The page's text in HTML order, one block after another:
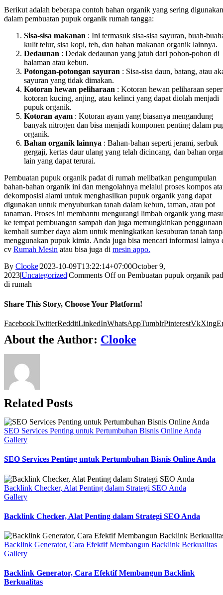
Berikut adalah beberapa contoh bahan organik yang sering digunakan
dalam pembuatan pupuk organik rumah tangga:
Sisa-sisa makanan : Ini termasuk sisa-sisa sayuran, buah-
kulit telur, sisa kopi, teh, dan bahan makanan organik lainnya.
Dedaunan : Dedak dedaunan yang jatuh dari pohon-pohon di
halaman atau kebun.
Potongan-potongan sayuran : Sisa-sisa daun, batang, atau
sayuran yang tidak dimakan.
Kotoran hewan peliharaan : Kotoran hewan peliharaan
kotoran kucing, anjing, atau kelinci yang dapat diolah menjadi
pupuk organik.
Kotoran ayam : Kotoran ayam yang biasanya mengandung
banyak nitrogen dan bisa menjadi komponen penting dalam
organik.
Bahan organik lainnya : Bahan-bahan seperti jerami, serbuk
gergaji, kertas daur ulang yang telah dicincang, dan bahan
lain yang dapat terurai.
Pembuatan pupuk organik padat di rumah melibatkan pengumpulan
bahan-bahan organik ini dan mengolahnya melalui proses kompos
dekomposisi alami untuk menghasilkan pupuk organik yang dapat
digunakan untuk menyuburkan tanah dalam kebun, taman, atau pot
tanaman. Proses ini membantu mengurangi limbah organik yang
ke tempat pembuangan sampah dan juga memungkinkan penggunaan
kembali sumber daya alam untuk meningkatkan kesuburan tanah
menggunakan pupuk kimia. Anda juga bisa mencari informasi lainya
cv Rumah Mesin atau bisa juga di mesin appo.
By Clooke|2023-10-09T13:22:14+07:00October 9,
2023|Uncategorized|Comments Offon Pembuatan pupuk organik
di rumah
Share This Story, Choose Your Platform!
FacebookTwitterRedditLinkedInWhatsAppTumblrPinterestVkXing
About the Author: Clooke
Related Posts
SEO Services Penting untuk Pertumbuhan Bisnis Online Anda
Gallery
SEO Services Penting untuk Pertumbuhan Bisnis Online Anda
Backlink Checker, Alat Penting dalam Strategi SEO Anda
Gallery
Backlink Checker, Alat Penting dalam Strategi SEO Anda
Backlink Generator, Cara Efektif Membangun Backlink Berkualitas
Gallery
Backlink Generator, Cara Efektif Membangun Backlink
Berkualitas